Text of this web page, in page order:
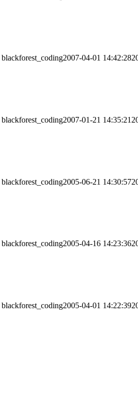
blackforest_coding2007-04-01 14:42:28
blackforest_coding2007-01-21 14:35:21
blackforest_coding2005-06-21 14:30:57
blackforest_coding2005-04-16 14:23:36
blackforest_coding2005-04-01 14:22:39